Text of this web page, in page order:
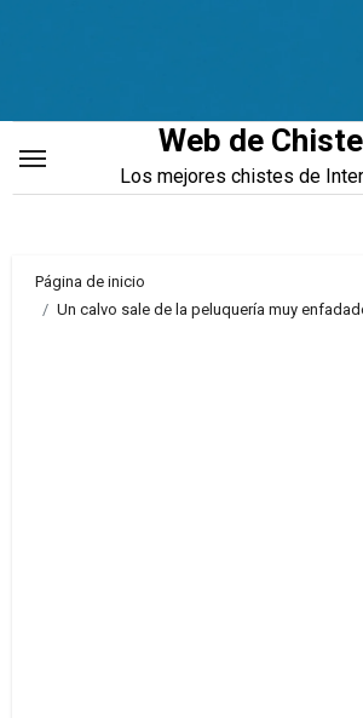
Web de
Los mejores chistes de
Página de inicio
Un calvo sale de la peluquería muy